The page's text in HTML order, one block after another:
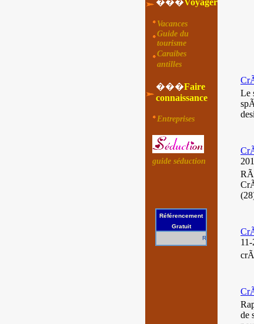
���Voyager
Vacances
Guide du
tourisme
Caraibes
antilles
���Faire
connaissance
Entreprises
guide séduction
Référencement
Gratuit
Référencez
Le
de